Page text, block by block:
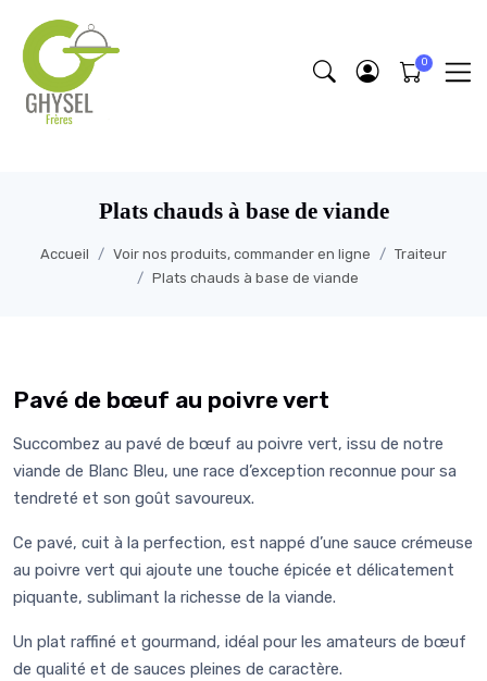
Plats chauds à base de viande
Accueil Voir nos produits, commander en ligne
Traiteur
Plats chauds à base de viande
Pavé de bœuf au poivre vert
Succombez au pavé de bœuf au poivre vert, issu de notre
viande de Blanc Bleu, une race d’exception reconnue pour sa
tendreté et son goût savoureux.
Ce pavé, cuit à la perfection, est nappé d’une sauce crémeuse
au poivre vert qui ajoute une touche épicée et délicatement
piquante, sublimant la richesse de la viande.
Un plat raffiné et gourmand, idéal pour les amateurs de bœuf
de qualité et de sauces pleines de caractère.